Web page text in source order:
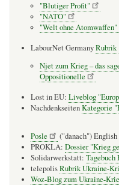
"Blutiger Profit"
"NATO"
"Welt ohne Atomwaffen"
LabourNet GermanyRubrik
Njet zum Krieg – das
Oppositionelle
Lost in EU: Liveblog
NachdenkseitenKategorie
Posle
("danach")
PROKLA: Dossier "Krieg
Solidarwerkstatt:
telepolisRubrik Ukraine-
Woz-Blog zum Ukraine-